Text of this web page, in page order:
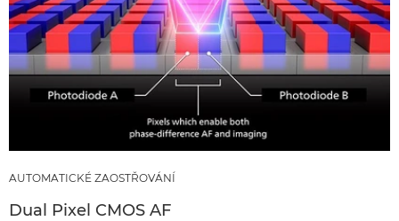
AUTOMATICKÉ ZAOSTŘOVÁNÍ
Dual Pixel CMOS AF